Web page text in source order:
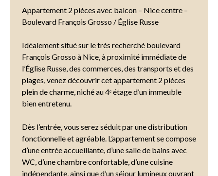
Appartement 2 pièces avec balcon – Nice centre –
Boulevard François Grosso / Église Russe
Idéalement situé sur le très recherché boulevard
François Grosso à Nice, à proximité immédiate de
l’Église Russe, des commerces, des transports et des
plages, venez découvrir cet appartement 2 pièces
plein de charme, niché au 4ᵉ étage d’un immeuble
bien entretenu.
Dès l’entrée, vous serez séduit par une distribution
fonctionnelle et agréable. L’appartement se compose
d’une entrée accueillante, d’une salle de bains avec
WC, d’une chambre confortable, d’une cuisine
indépendante, ainsi que d’un séjour lumineux ouvrant